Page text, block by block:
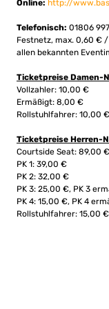
Online: http://
Telefonisch: 01806
Festnetz, max. 0,60 €
allen bekannten
Ticketpreise Damen-
Vollzahler: 10,00 €
Ermäßigt: 8,00 €
Rollstuhlfahrer: 10,00
Ticketpreise Herren-
Courtside Seat: 89,00 €
PK 1: 39,00 €
PK 2: 32,00 €
PK 3: 25,00 €, PK 3
PK 4: 15,00 €, PK 4
Rollstuhlfahrer: 15,00